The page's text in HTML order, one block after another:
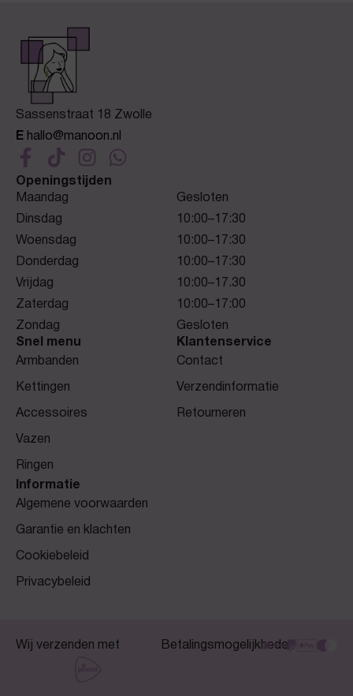
Sassenstraat 18 Zwolle
E hallo@manoon.nl
Openingstijden
Maandag
Gesloten
Dinsdag
10:00–17:30
Woensdag
10:00–17:30
Donderdag
10:00–17:30
Vrijdag
10:00–17.30
Zaterdag
10:00–17:00
Zondag
Gesloten
Snel menu
Armbanden
Kettingen
Accessoires
Vazen
Ringen
Klantenservice
Contact
Verzendinformatie
Retourneren
Informatie
Algemene voorwaarden
Garantie en klachten
Cookiebeleid
Privacybeleid
Wij verzenden met Betalingsmogelijkheden